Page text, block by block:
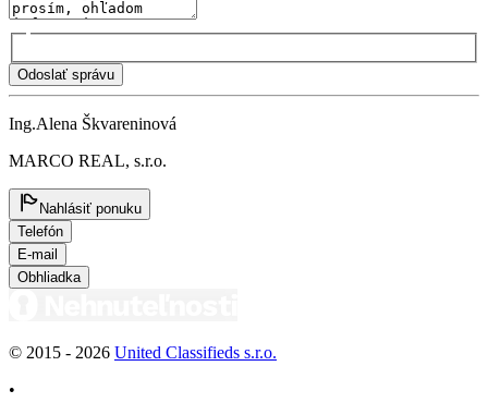
Odoslať správu
Ing.Alena Škvareninová
MARCO REAL, s.r.o.
Nahlásiť ponuku
Telefón
E-mail
Obhliadka
© 2015 - 2026 United Classifieds s.r.o.
•